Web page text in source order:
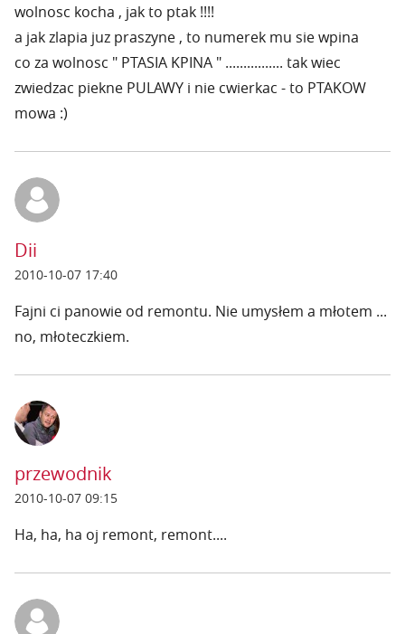
wolnosc kocha , jak to ptak !!!!
a jak zlapia juz praszyne , to numerek mu sie wpina
co za wolnosc " PTASIA KPINA " ................ tak wiec
zwiedzac piekne PULAWY i nie cwierkac - to PTAKOW
mowa :)
Dii
2010-10-07 17:40
Fajni ci panowie od remontu. Nie umysłem a młotem ...
no, młoteczkiem.
przewodnik
2010-10-07 09:15
Ha, ha, ha oj remont, remont....